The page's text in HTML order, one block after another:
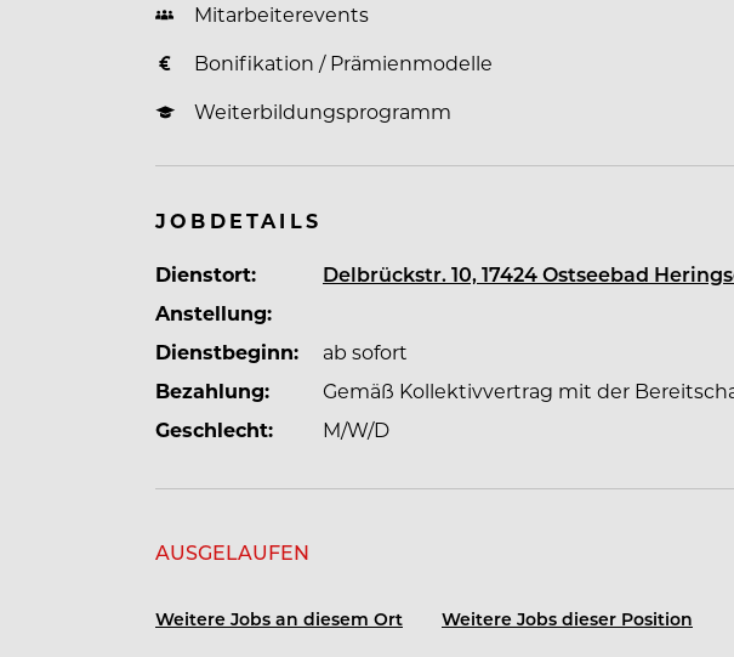
Mitarbeiterevents
Bonifikation / Prämienmodelle
Weiterbildungsprogramm
JOBDETAILS
Dienstort:
Delbrückstr. 10, 17424 Ostseebad
Anstellung:
Dienstbeginn:
ab sofort
Bezahlung:
Gemäß Kollektivvertrag mit der
Geschlecht:
M/W/D
AUSGELAUFEN
Weitere Jobs an diesem Ort Weitere Jobs dieser Position